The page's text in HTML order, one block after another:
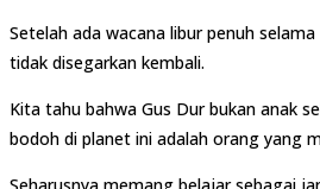
Setelah ada wacana libur penuh
tidak disegarkan kembali.
Kita tahu bahwa Gus Dur bukan anak
bodoh di planet ini adalah orang yang